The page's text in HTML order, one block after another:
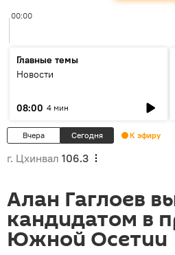
00:00
Главные темы
Новости
08:00 4 мин
Вчера Сегодня К эфиру
г. Цхинвал 106.3
Алан Гаглоев
кандидатом в
Южной Осетии